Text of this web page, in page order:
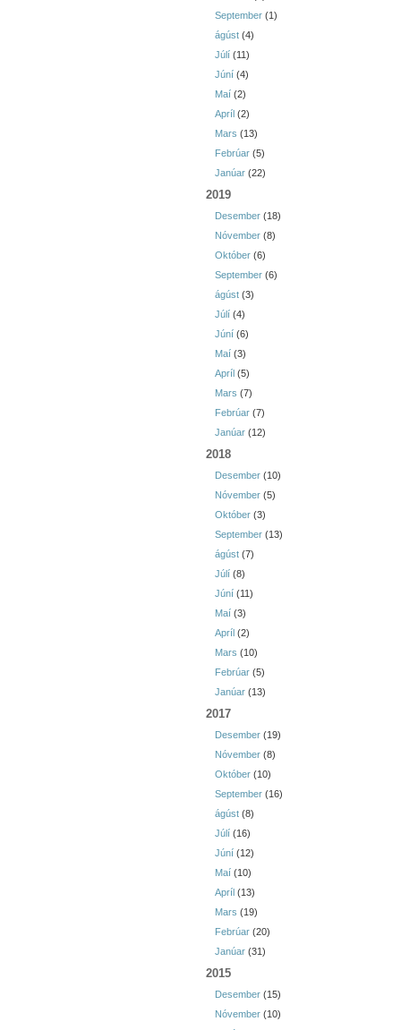
September (1)
ágúst (4)
Júlí (11)
Júní (4)
Maí (2)
Apríl (2)
Mars (13)
Febrúar (5)
Janúar (22)
2019
Desember (18)
Nóvember (8)
Október (6)
September (6)
ágúst (3)
Júlí (4)
Júní (6)
Maí (3)
Apríl (5)
Mars (7)
Febrúar (7)
Janúar (12)
2018
Desember (10)
Nóvember (5)
Október (3)
September (13)
ágúst (7)
Júlí (8)
Júní (11)
Maí (3)
Apríl (2)
Mars (10)
Febrúar (5)
Janúar (13)
2017
Desember (19)
Nóvember (8)
Október (10)
September (16)
ágúst (8)
Júlí (16)
Júní (12)
Maí (10)
Apríl (13)
Mars (19)
Febrúar (20)
Janúar (31)
2015
Desember (15)
Nóvember (10)